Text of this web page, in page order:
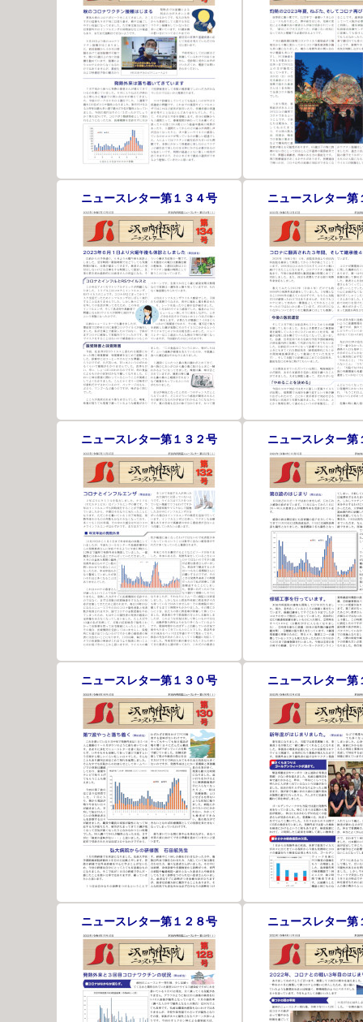
ニュースレター第１３４号 ニュースレター第
ニュースレター第１３２号 ニュースレター第
ニュースレター第１３０号 ニュースレター第
ニュースレター第１２８号 ニュースレター第